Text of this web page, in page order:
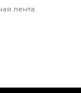
лента